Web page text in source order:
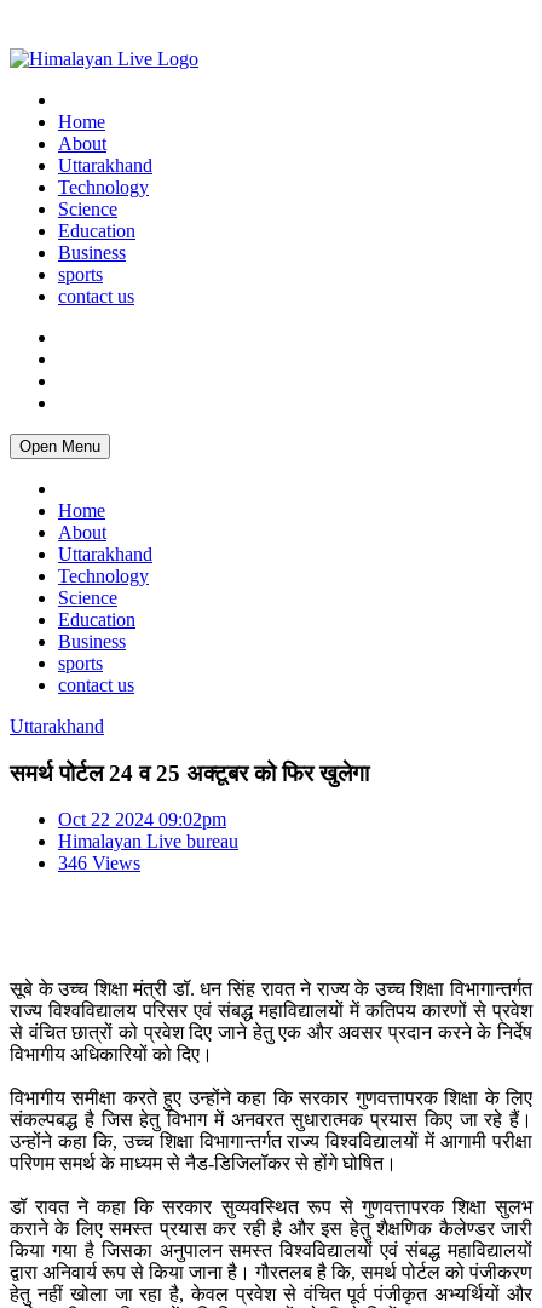
Home
About
Uttarakhand
Technology
Science
Education
Business
sports
contact us
Open Menu
Home
About
Uttarakhand
Technology
Science
Education
Business
sports
contact us
Uttarakhand
समर्थ पोर्टल 24 व 25 अक्टूबर को फिर खुलेगा
Oct 22 2024 09:02pm
Himalayan Live bureau
346 Views
सूबे के उच्च शिक्षा मंत्री डॉ. धन सिंह रावत ने राज्य के उच्च शिक्षा विभागान्तर्गत
राज्य विश्वविद्यालय परिसर एवं संबद्ध महाविद्यालयों में कतिपय कारणों से प्रवेश
से वंचित छात्रों को प्रवेश दिए जाने हेतु एक और अवसर प्रदान करने के निर्देष
विभागीय अधिकारियों को दिए।
विभागीय समीक्षा करते हुए उन्होंने कहा कि सरकार गुणवत्तापरक शिक्षा के लिए
संकल्पबद्ध है जिस हेतु विभाग में अनवरत सुधारात्मक प्रयास किए जा रहे हैं।
उन्होंने कहा कि, उच्च शिक्षा विभागान्तर्गत राज्य विश्वविद्यालयों में आगामी परीक्षा
परिणम समर्थ के माध्यम से नैड-डिजिलॉकर से होंगे घोषित।
डॉ रावत ने कहा कि सरकार सुव्यवस्थित रूप से गुणवत्तापरक शिक्षा सुलभ
कराने के लिए समस्त प्रयास कर रही है और इस हेतु शैक्षणिक कैलेण्डर जारी
किया गया है जिसका अनुपालन समस्त विश्वविद्यालयों एवं संबद्ध महाविद्यालयों
द्वारा अनिवार्य रूप से किया जाना है। गौरतलब है कि, समर्थ पोर्टल को पंजीकरण
हेतु नहीं खोला जा रहा है, केवल प्रवेश से वंचित पूर्व पंजीकृत अभ्यर्थियों और